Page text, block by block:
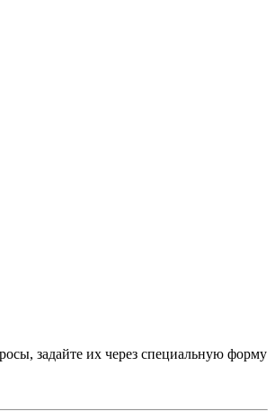
задайте их через специальную форму